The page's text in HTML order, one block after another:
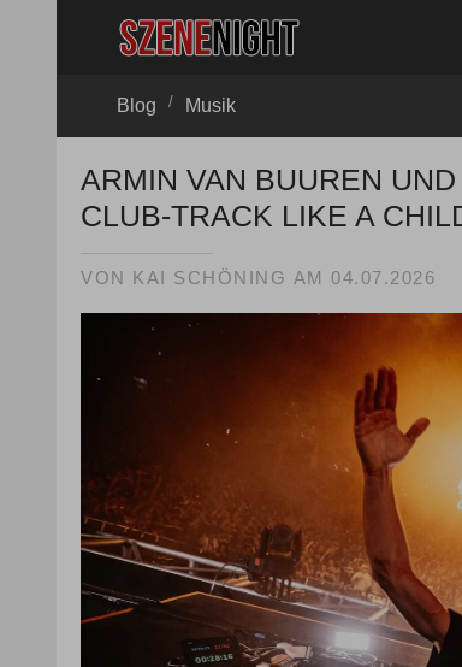
Blog / Musik
ARMIN VAN BUUREN
CLUB-TRACK LIKE A
VON KAI SCHÖNING AM 04.07.2026